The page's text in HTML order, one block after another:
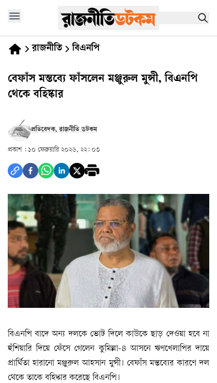
রাজনীতি বিএনপি
বেফাঁস মন্তব্যে ফাঁসলেন মঞ্জুরুল মুন্সী, বিএনপি
থেকে বহিষ্কার
প্রতিবেদক, রাজনীতি ডটকম
প্রকাশ : ১০ ফেব্রুয়ারি ২০২৬, ২২: ০৩
বিএনপি বাদে অন্য দলকে ভোট দিলে কাউকে ছাড় দেওয়া হবে না
হুঁশিয়ারি দিয়ে ফেঁসে গেলেন কুমিল্লা-৪ আসনে ঋণখেলাপির দায়ে
প্রার্থিতা হারানো মঞ্জুরুল আহসান মুন্সী। বেফাঁস মন্তব্যের কারণে দল
থেকে তাকে বহিষ্কার করেছে বিএনপি।